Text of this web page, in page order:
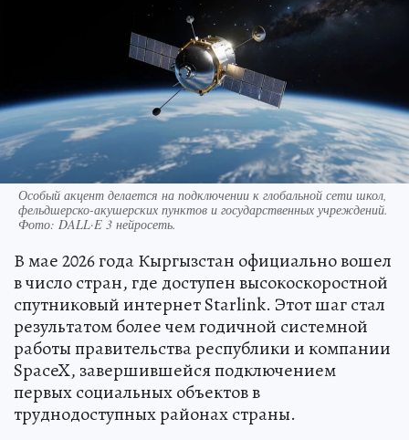
Особый акцент делается на подключении к глобальной сети школ,
фельдшерско-акушерских пунктов и государственных учреждений.
Фото: DALL·E 3 нейросеть.
В мае 2026 года Кыргызстан официально вошел
в число стран, где доступен высокоскоростной
спутниковый интернет Starlink. Этот шаг стал
результатом более чем годичной системной
работы правительства республики и компании
SpaceX, завершившейся подключением
первых социальных объектов в
труднодоступных районах страны.